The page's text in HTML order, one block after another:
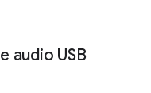
audio USB